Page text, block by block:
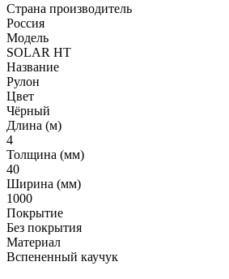
Страна производитель
Россия
Модель
SOLAR HT
Название
Рулон
Цвет
Чёрный
Длина (м)
4
Толщина (мм)
40
Ширина (мм)
1000
Покрытие
Без покрытия
Материал
Вспененный каучук